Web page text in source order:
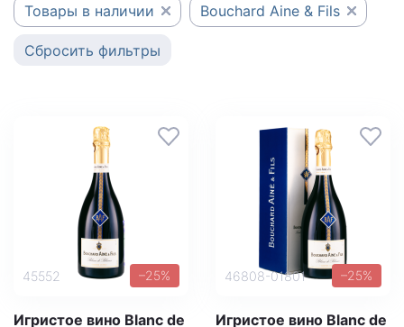
Товары в наличии Bouchard Aine & Fils
Сбросить фильтры
45552 –25%
Игристое вино Blanc de
46808-01801 –25%
Игристое вино Blanc de